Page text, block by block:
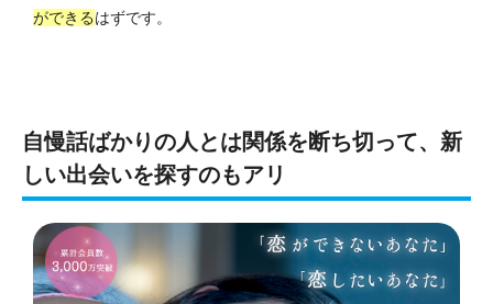
ができるはずです。
自慢話ばかりの人とは関係を断ち切って、新
しい出会いを探すのもアリ